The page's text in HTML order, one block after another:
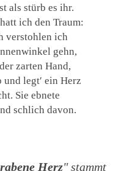
als stürb es ihr.
ich den Traum:
verstohlen ich
gehn,
zarten Hand,
legt′ ein Herz
Sie ebnete
schlich davon.
Herz" stammt